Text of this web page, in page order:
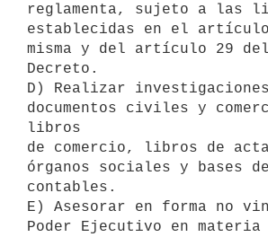
reglamenta, sujeto a las
establecidas en el
misma y del artículo 29
Decreto.
D) Realizar
documentos civiles y
libros
de comercio, libros de
órganos sociales y bases
contables.
E) Asesorar en forma no
Poder Ejecutivo en materia